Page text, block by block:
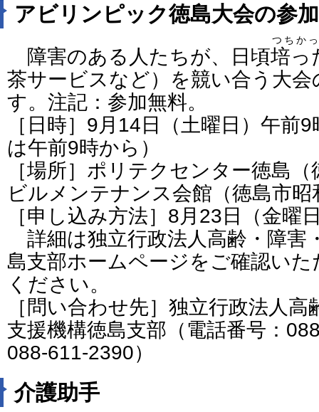
アビリンピック徳島大会の参
障害のある人たちが、日頃培っ
つちか
茶サービスなど）を競い合う大
す。注記：参加無料。
［日時］9月14日（土曜日）午前
は午前9時から）
［場所］ポリテクセンター徳島
ビルメンテナンス会館（徳島市昭
［申し込み方法］8月23日（金曜
詳細は独立行政法人高齢・障害
島支部ホームページをご確認い
ください。
［問い合わせ先］独立行政法人
支援機構徳島支部（電話番号：
088-611-2390）
介護助手